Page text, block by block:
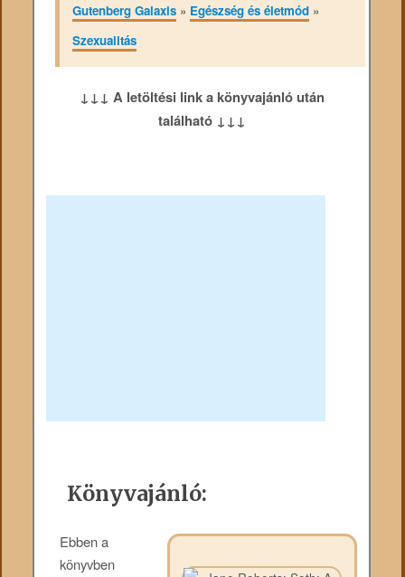
Gutenberg Galaxis» Egészség és életmód»
Szexualitás
↓↓↓ A letöltési link a könyvajánló után
található ↓↓↓
Könyvajánló:
Ebben a
könyvben